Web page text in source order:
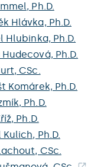
Ph.D.
Hlávka, Ph.D.
Hlubinka, Ph.D.
Ph.D.
CSc.
Komárek, Ph.D.
Ph.D.
Ph.D.
Ph.D.
CSc.